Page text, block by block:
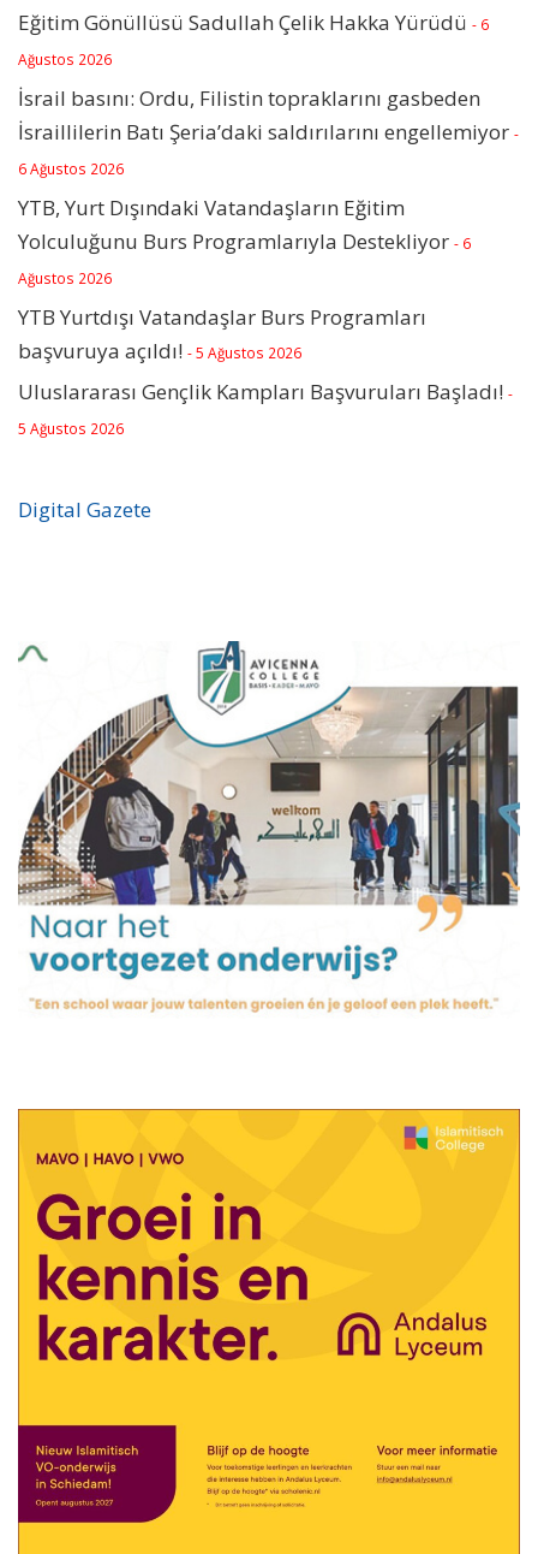
Eğitim Gönüllüsü Sadullah Çelik Hakka Yürüdü - 6
Ağustos 2026
İsrail basını: Ordu, Filistin topraklarını gasbeden
İsraillilerin Batı Şeria’daki saldırılarını engellemiyor -
6 Ağustos 2026
YTB, Yurt Dışındaki Vatandaşların Eğitim
Yolculuğunu Burs Programlarıyla Destekliyor - 6
Ağustos 2026
YTB Yurtdışı Vatandaşlar Burs Programları
başvuruya açıldı! - 5 Ağustos 2026
Uluslararası Gençlik Kampları Başvuruları Başladı! -
5 Ağustos 2026
Digital Gazete